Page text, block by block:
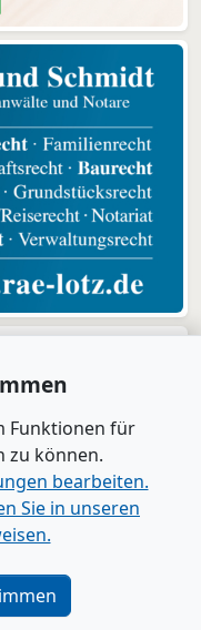
merken
Funktionen für
zu können.
bearbeiten.
Sie in unseren